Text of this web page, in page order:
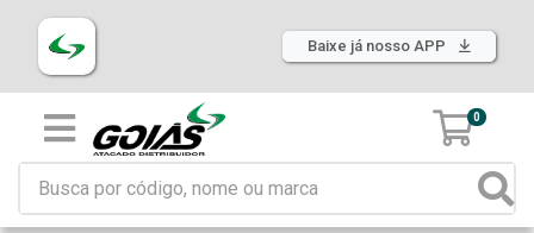
Baixe já nosso APP
0